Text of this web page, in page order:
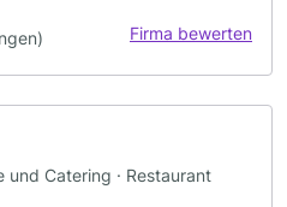
Firma bewerten
und Catering · Restaurant